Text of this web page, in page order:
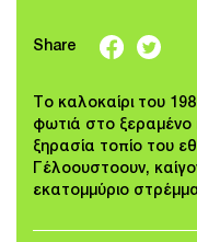
Share
Το καλοκαίρι του
φωτιά στο ξεραμένο
ξηρασία τοπίο του
Γέλοουστοουν,
εκατομμύριο